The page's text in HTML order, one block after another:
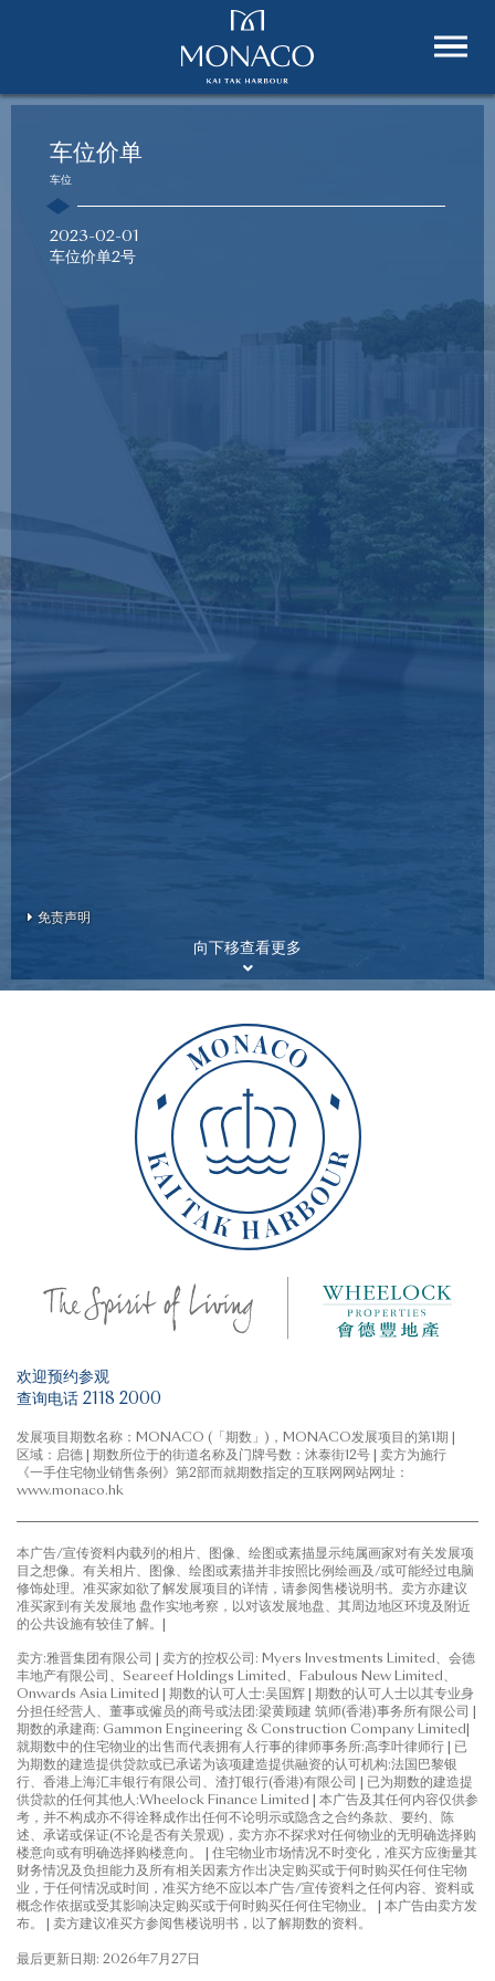
车位价单
车位
2023-02-01
车位价单2号
免责声明
向下移查看更多
欢迎预约参观
查询电话 2118 2000
发展项目期数名称：MONACO (「期数」)，MONACO发展项目的第1期 |
区域：启德 | 期数所位于的街道名称及门牌号数：沐泰街12号 | 卖方为施行
《一手住宅物业销售条例》第2部而就期数指定的互联网网站网址：
www.monaco.hk
本广告/宣传资料内载列的相片、图像、绘图或素描显示纯属画家对有关发展项
目之想像。有关相片、图像、绘图或素描并非按照比例绘画及/或可能经过电脑
修饰处理。准买家如欲了解发展项目的详情，请参阅售楼说明书。卖方亦建议
准买家到有关发展地 盘作实地考察，以对该发展地盘、其周边地区环境及附近
的公共设施有较佳了解。|
卖方:雅晋集团有限公司 | 卖方的控权公司: Myers Investments Limited、会德
丰地产有限公司、Seareef Holdings Limited、Fabulous New Limited、
Onwards Asia Limited | 期数的认可人士:吴国辉 | 期数的认可人士以其专业身
分担任经营人、董事或僱员的商号或法团:梁黄顾建 筑师(香港)事务所有限公司 |
期数的承建商: Gammon Engineering & Construction Company Limited|
就期数中的住宅物业的出售而代表拥有人行事的律师事务所:高李叶律师行 | 已
为期数的建造提供贷款或已承诺为该项建造提供融资的认可机构:法国巴黎银
行、香港上海汇丰银行有限公司、渣打银行(香港)有限公司 | 已为期数的建造提
供贷款的任何其他人:Wheelock Finance Limited | 本广告及其任何内容仅供参
考，并不构成亦不得诠释成作出任何不论明示或隐含之合约条款、要约、陈
述、承诺或保证(不论是否有关景观)，卖方亦不探求对任何物业的无明确选择购
楼意向或有明确选择购楼意向。 | 住宅物业市场情况不时变化，准买方应衡量其
财务情况及负担能力及所有相关因素方作出决定购买或于何时购买任何住宅物
业，于任何情况或时间，准买方绝不应以本广告/宣传资料之任何内容、资料或
概念作依据或受其影响决定购买或于何时购买任何住宅物业。 | 本广告由卖方发
布。 | 卖方建议准买方参阅售楼说明书，以了解期数的资料。
最后更新日期: 2026年7月27日